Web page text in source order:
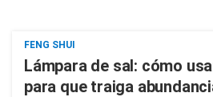
FENG SHUI
Lámpara de sal: cómo
para que traiga